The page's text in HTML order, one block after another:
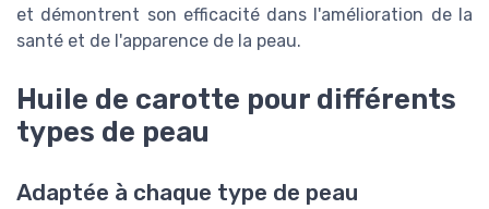
et démontrent son efficacité dans l'amélioration de la
santé et de l'apparence de la peau.
Huile de carotte pour différents
types de peau
Adaptée à chaque type de peau